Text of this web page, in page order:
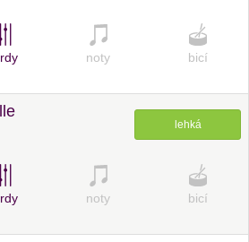
noty bicí
lehká
noty bicí